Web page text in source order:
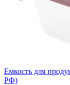
Емкость для
РФ)